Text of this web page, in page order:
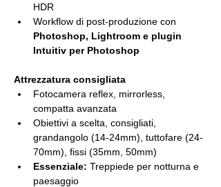
HDR
Workflow di post-produzione con
Photoshop, Lightroom e plugin
Intuitiv per Photoshop
Attrezzatura consigliata
Fotocamera reflex, mirrorless,
compatta avanzata
Obiettivi a scelta, consigliati,
grandangolo (14-24mm), tuttofare (24-
70mm), fissi (35mm, 50mm)
Essenziale: Treppiede per notturna e
paesaggio